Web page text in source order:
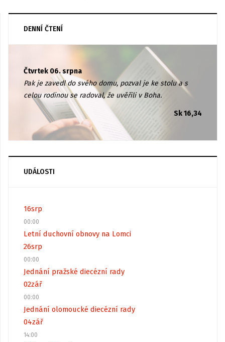
DENNÍ ČTENÍ
Čtvrtek 06. srpna
Pak je zavedl do svého domu, pozval je ke stolu a s
celou rodinou se radoval, že uvěřili v Boha.
Sk 16,34
UDÁLOSTI
16srp
00:00
Letní duchovní obnovy na Lomci
26srp
00:00
Jednání pražské diecézní rady
02zář
00:00
Jednání olomoucké diecézní rady
04zář
14:00